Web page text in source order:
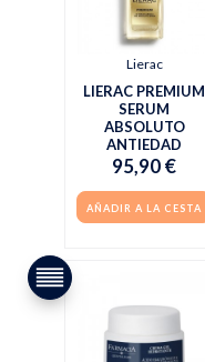
Lierac
LIERAC PREMIUM
SERUM
ABSOLUTO
ANTIEDAD
95,90 €
AÑADIR A LA CESTA